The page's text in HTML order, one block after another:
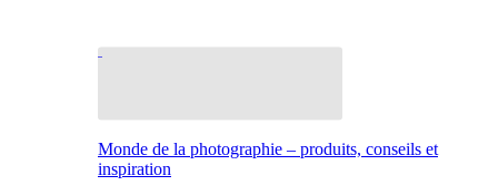
Monde de la photographie – produits, conseils et
inspiration